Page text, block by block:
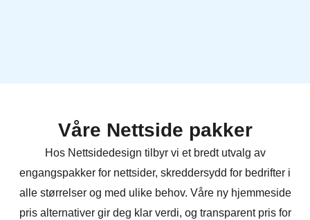
Våre Nettside pakker
Hos Nettsidedesign tilbyr vi et bredt utvalg av
engangspakker for nettsider, skreddersydd for bedrifter i
alle størrelser og med ulike behov. Våre ny hjemmeside
pris alternativer gir deg klar verdi, og transparent pris for